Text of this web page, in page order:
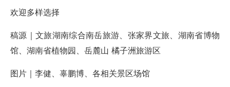
欢迎多样选择
稿源｜文旅湖南综合南岳旅游、张家界文旅、湖南省博物
馆、湖南省植物园、岳麓山 橘子洲旅游区
图片｜李健、辜鹏博、各相关景区场馆